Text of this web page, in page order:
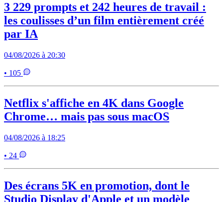
3 229 prompts et 242 heures de travail :
les coulisses d’un film entièrement créé
par IA
04/08/2026 à 20:30
• 105
Netflix s'affiche en 4K dans Google
Chrome… mais pas sous macOS
04/08/2026 à 18:25
• 24
Des écrans 5K en promotion, dont le
Studio Display d'Apple et un modèle